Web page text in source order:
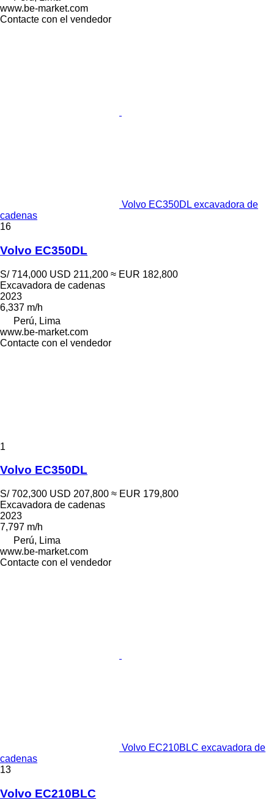
www.be-market.com
Contacte con el vendedor
Volvo EC350DL excavadora de
cadenas
16
Volvo EC350DL
S/ 714,000 USD 211,200 ≈ EUR 182,800
Excavadora de cadenas
2023
6,337 m/h
Perú, Lima
www.be-market.com
Contacte con el vendedor
1
Volvo EC350DL
S/ 702,300 USD 207,800 ≈ EUR 179,800
Excavadora de cadenas
2023
7,797 m/h
Perú, Lima
www.be-market.com
Contacte con el vendedor
Volvo EC210BLC excavadora de
cadenas
13
Volvo EC210BLC